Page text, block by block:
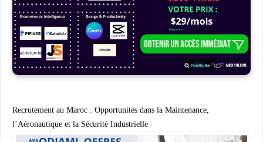
Recrutement au Maroc : Opportunités dans la Maintenance,
l’Aéronautique et la Sécurité Industrielle